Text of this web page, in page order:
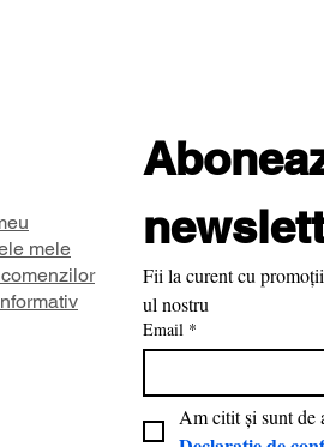
Coercivitate bHc
Coercivitate
Produs energetic
maxim BHmax
mele
Fii la curent cu
ul nostru
Email *